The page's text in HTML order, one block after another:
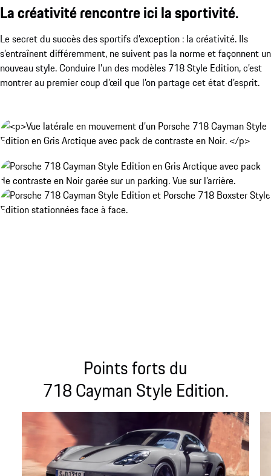
La créativité rencontre ici la sportivité.
Le secret du succès des sportifs d’exception : la créativité. Ils
s’entraînent différemment, ne suivent pas la norme et façonnent un
nouveau style. Conduire l’un des modèles 718 Style Edition, c’est
montrer au premier coup d’œil que l’on partage cet état d’esprit.
Points forts du
718 Cayman Style Edition.